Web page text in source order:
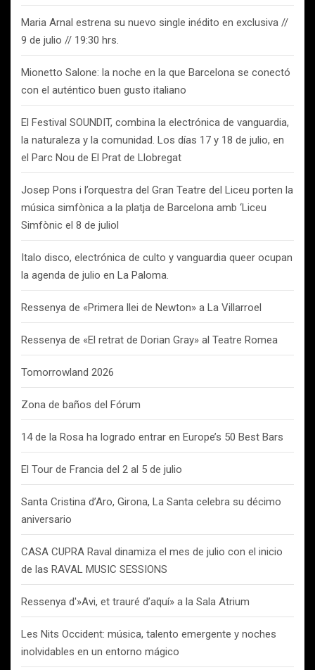
Maria Arnal estrena su nuevo single inédito en exclusiva //
9 de julio // 19:30 hrs.
Mionetto Salone: la noche en la que Barcelona se conectó
con el auténtico buen gusto italiano
El Festival SOUNDIT, combina la electrónica de vanguardia,
la naturaleza y la comunidad. Los días 17 y 18 de julio, en
el Parc Nou de El Prat de Llobregat
Josep Pons i l’orquestra del Gran Teatre del Liceu porten la
música simfònica a la platja de Barcelona amb ‘Liceu
Simfònic el 8 de juliol
Italo disco, electrónica de culto y vanguardia queer ocupan
la agenda de julio en La Paloma.
Ressenya de «Primera llei de Newton» a La Villarroel
Ressenya de «El retrat de Dorian Gray» al Teatre Romea
Tomorrowland 2026
Zona de baños del Fórum
14 de la Rosa ha logrado entrar en Europe’s 50 Best Bars
El Tour de Francia del 2 al 5 de julio
Santa Cristina d’Aro, Girona, La Santa celebra su décimo
aniversario
CASA CUPRA Raval dinamiza el mes de julio con el inicio
de las RAVAL MUSIC SESSIONS
Ressenya d'»Avi, et trauré d’aquí» a la Sala Atrium
Les Nits Occident: música, talento emergente y noches
inolvidables en un entorno mágico